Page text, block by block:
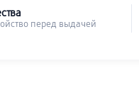
перед выдачей